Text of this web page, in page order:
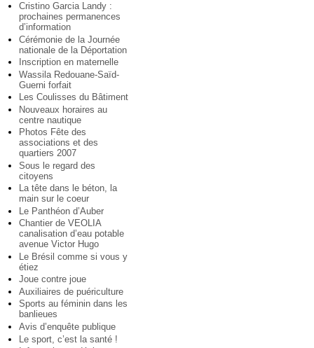
Cristino Garcia Landy :
prochaines permanences
d’information
Cérémonie de la Journée
nationale de la Déportation
Inscription en maternelle
Wassila Redouane-Saïd-
Guerni forfait
Les Coulisses du Bâtiment
Nouveaux horaires au
centre nautique
Photos Fête des
associations et des
quartiers 2007
Sous le regard des
citoyens
La tête dans le béton, la
main sur le coeur
Le Panthéon d’Auber
Chantier de VEOLIA
canalisation d’eau potable
avenue Victor Hugo
Le Brésil comme si vous y
étiez
Joue contre joue
Auxiliaires de puériculture
Sports au féminin dans les
banlieues
Avis d’enquête publique
Le sport, c’est la santé !